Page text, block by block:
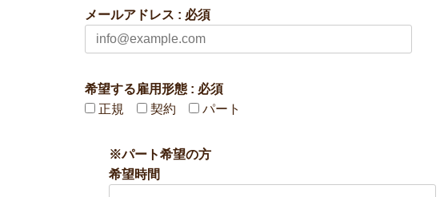
メールアドレス : 必須
希望する雇用形態 : 必須
正規
契約 パート
※パート希望の方
希望時間